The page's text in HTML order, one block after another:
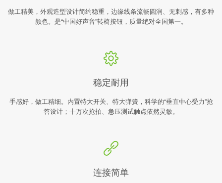
做工精美，外观造型设计简约稳重，边缘线条流畅圆润、无刺感，有多种
颜色。是“中国好声音”转椅按钮，质量绝对全国第一。
稳定耐用
手感好，做工精细。内置特大开关、特大弹簧，科学的“垂直中心受力”抢
答设计；十万次抢拍、急压测试触点依然灵敏。
连接简单